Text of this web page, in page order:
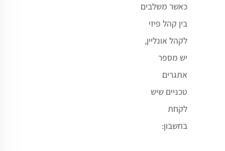
כאשר משלבים
בין קהל פיזי
לקהל אונליין,
יש מספר
אתגרים
טכניים שיש
לקחת
בחשבון: